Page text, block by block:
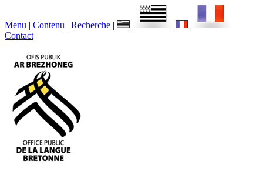
Menu | Contenu | Recherche |
Contact